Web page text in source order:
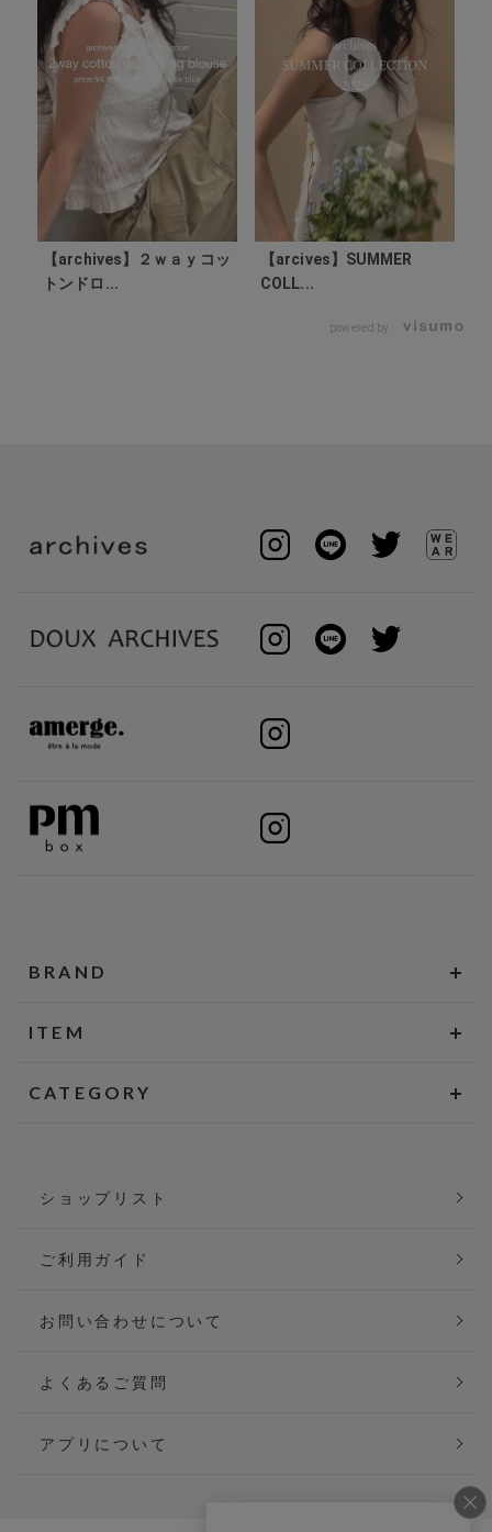
【archives】２ｗａｙコッ
トンドロ...
【arcives】SUMMER
COLL...
powered by
BRAND
ITEM
CATEGORY
ショップリスト
ご利用ガイド
お問い合わせについて
よくあるご質問
アプリについて